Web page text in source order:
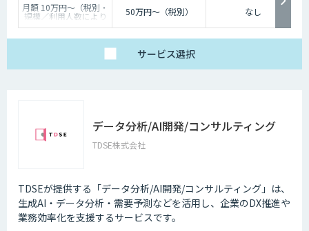
月額 10万円〜（税別・
規模／利用人数により
個別見積）
50万円〜（税別） なし
サービス選択
データ分析/AI開発/コンサルティング
TDSE株式会社
TDSEが提供する「データ分析/AI開発/コンサルティング」は、
生成AI・データ分析・需要予測などを活用し、企業のDX推進や
業務効率化を支援するサービスです。